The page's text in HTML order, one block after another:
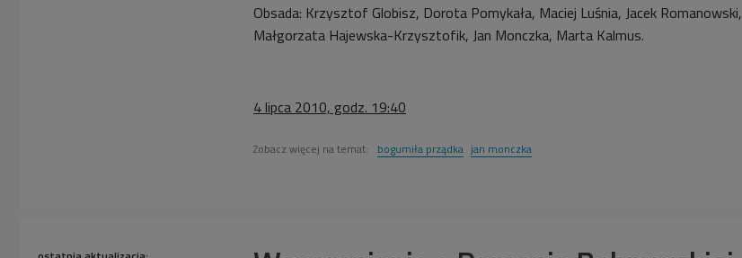
Obsada: Krzysztof Globisz, Dorota Pomykała, Maciej Luśnia, Jacek Romanowski,
Małgorzata Hajewska-Krzysztofik, Jan Monczka, Marta Kalmus.
4 lipca 2010, godz. 19:40
Zobacz więcej na temat: bogumiła prządka jan monczka